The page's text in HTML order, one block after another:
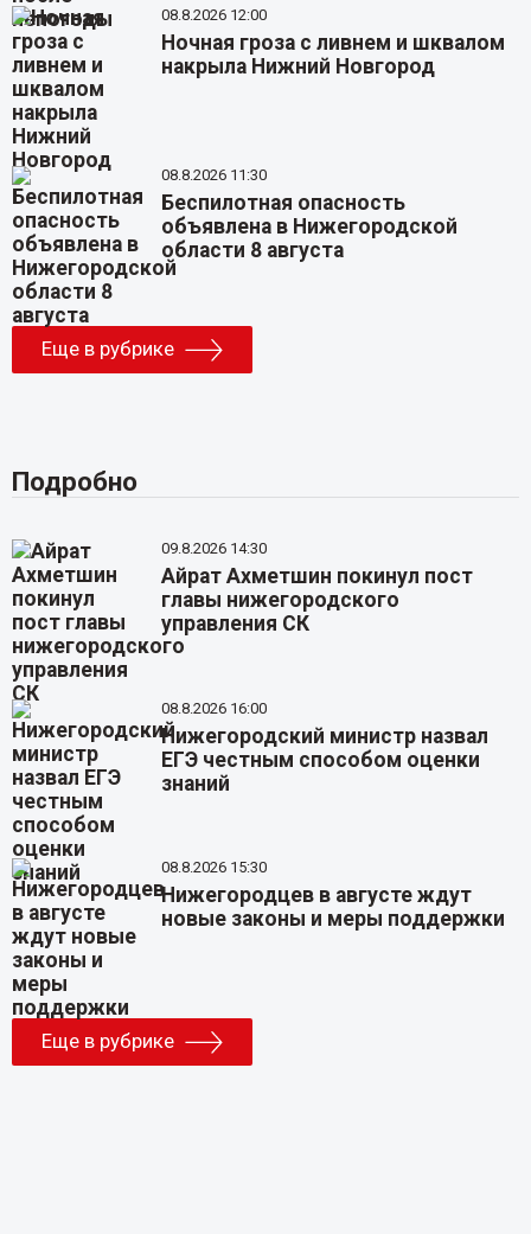
08.8.2026 12:00
Ночная гроза с ливнем и шквалом
накрыла Нижний Новгород
08.8.2026 11:30
Беспилотная опасность
объявлена в Нижегородской
области 8 августа
Еще в рубрике
Подробно
09.8.2026 14:30
Айрат Ахметшин покинул пост
главы нижегородского
управления СК
08.8.2026 16:00
Нижегородский министр назвал
ЕГЭ честным способом оценки
знаний
08.8.2026 15:30
Нижегородцев в августе ждут
новые законы и меры поддержки
Еще в рубрике